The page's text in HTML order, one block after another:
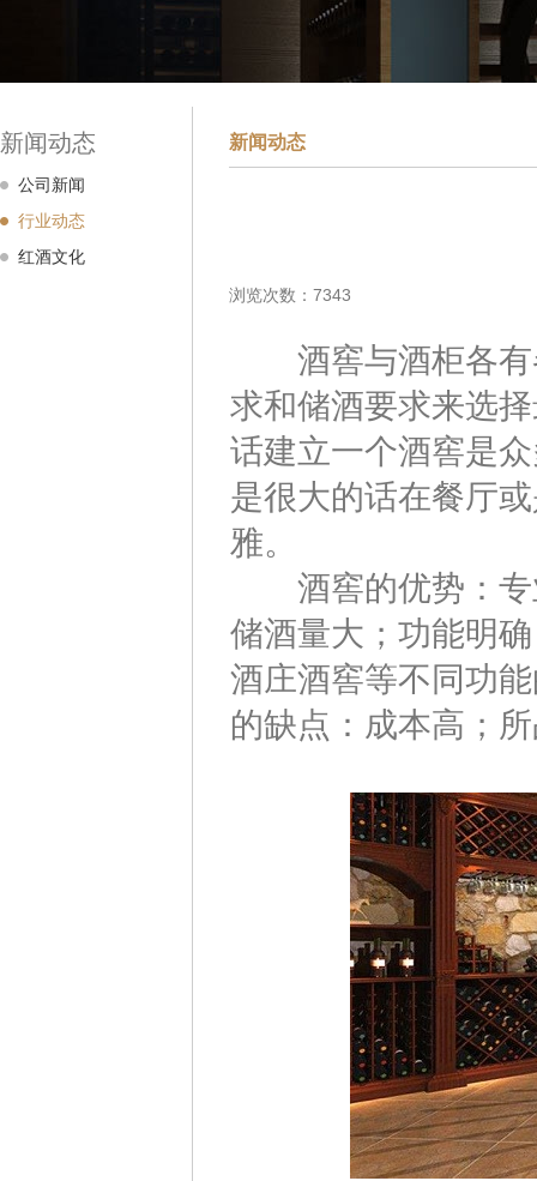
新闻动态
公司新闻
行业动态
红酒文化
新闻动态
浏览次数：7343
酒窖与酒柜各有
求和储酒要求来选
话建立一个酒窖是
是很大的话在餐厅
雅。
酒窖的优势：专
储酒量大；功能明
酒庄酒窖等不同功
的缺点：成本高；